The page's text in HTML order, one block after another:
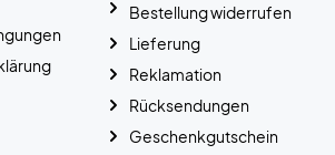
Bestellung widerrufen
Lieferung
Reklamation
Rücksendungen
Geschenkgutschein